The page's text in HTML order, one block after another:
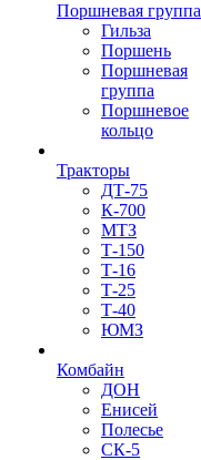
Поршневая группа
Гильза
Поршень
Поршневая
группа
Поршневое
кольцо
Тракторы
ДТ-75
К-700
МТЗ
Т-150
Т-16
Т-25
Т-40
ЮМЗ
Комбайн
ДОН
Енисей
Полесье
СК-5